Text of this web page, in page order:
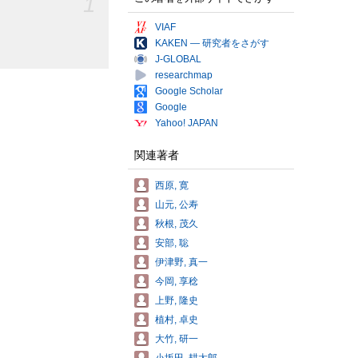
VIAF
KAKEN — 研究者をさがす
J-GLOBAL
researchmap
Google Scholar
Google
Yahoo! JAPAN
関連著者
西原, 寛
山元, 公寿
秋根, 茂久
安部, 聡
伊津野, 真一
今岡, 享稔
上野, 隆史
植村, 卓史
大竹, 研一